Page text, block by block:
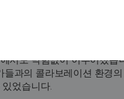
”은
만들어냈습니다. 도로 사정
서도 막힘없이 이루어졌습
들과의 콜라보레이션 환경의
었습니다.